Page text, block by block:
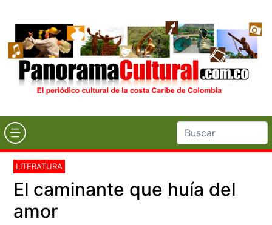
LITERATURA
El caminante que huía del
amor